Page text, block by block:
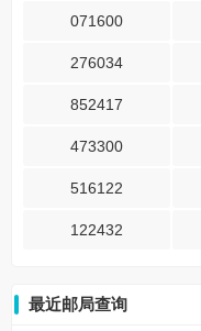
071600
276034
852417
473300
516122
122432
最近邮局查询